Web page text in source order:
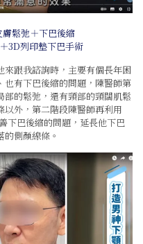
鬆弛＋下巴後縮
3D列印墊下巴手術
來跟我諮詢時，主要有個長年困
有下巴後縮的問題，陳醫師第
的鬆弛，還有頸部的頸闊肌鬆
外，第二階段陳醫師再利用
下巴後縮的問題，延長他下巴
側顏線條。